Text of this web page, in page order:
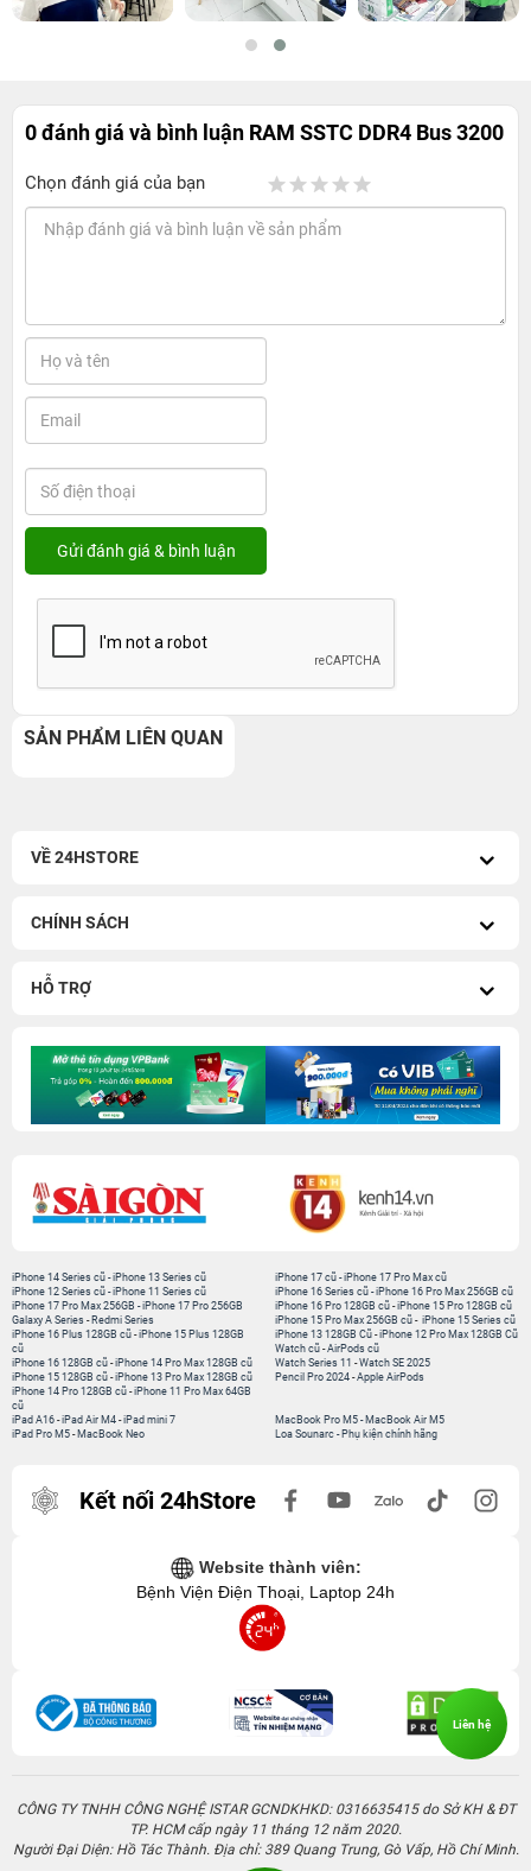
0 đánh giá và bình luận RAM SSTC DDR4 Bus 3200
Chọn đánh giá của bạn
SẢN PHẨM LIÊN QUAN
VỀ 24HSTORE
CHÍNH SÁCH
HỖ TRỢ
iPhone 14 Series cũ -iPhone 13 Series cũ
iPhone 12 Series cũ -iPhone 11 Series cũ
iPhone 17 Pro Max 256GB -iPhone 17 Pro 256GB
Galaxy A Series - Redmi Series
iPhone 17 cũ-iPhone 17 Pro Max cũ
iPhone 16 Series cũ- iPhone 16 Pro Max 256GB cũ
iPhone 16 Pro 128GB cũ-iPhone 15 Pro 128GB cũ
iPhone 15 Pro Max 256GB cũ- iPhone 15 Series cũ
iPhone 16 Plus 128GB cũ -iPhone 15 Plus 128GB
cũ
iPhone 16 128GB cũ -iPhone 14 Pro Max 128GB cũ
iPhone 15 128GB cũ -iPhone 13 Pro Max 128GB cũ
iPhone 14 Pro 128GB cũ -iPhone 11 Pro Max 64GB
cũ
iPhone 13 128GB Cũ-iPhone 12 Pro Max 128GB Cũ
Watch cũ-AirPods cũ
Watch Series 11 -Watch SE 2025
Pencil Pro 2024-Apple AirPods
iPad A16 -iPad Air M4 -iPad mini 7
iPad Pro M5 - MacBook Neo
MacBook Pro M5- MacBook Air M5
Loa Sounarc- Phụ kiện chính hãng
Kết nối 24hStore
Website thành viên:
Bệnh Viện Điện Thoại, Laptop 24h
CÔNG TY TNHH CÔNG NGHỆ ISTAR GCNDKHKD: 0316635415 do Sở KH & ĐT
TP. HCM cấp ngày 11 tháng 12 năm 2020.
Người Đại Diện: Hồ Tác Thành. Địa chỉ: 389 Quang Trung, Gò Vấp, Hồ Chí Minh.
Liên hệ